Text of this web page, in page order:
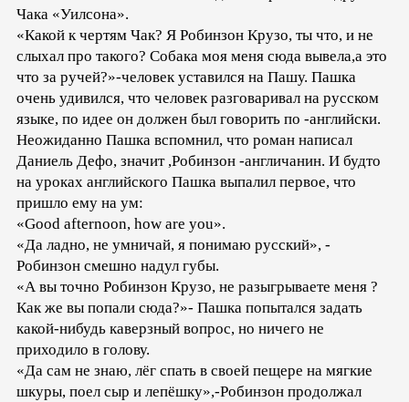
Чака «Уилсона».
«Какой к чертям Чак? Я Робинзон Крузо, ты что, и не
слыхал про такого? Собака моя меня сюда вывела,а это
что за ручей?»-человек уставился на Пашу. Пашка
очень удивился, что человек разговаривал на русском
языке, по идее он должен был говорить по -английски.
Неожиданно Пашка вспомнил, что роман написал
Даниель Дефо, значит ,Робинзон -англичанин. И будто
на уроках английского Пашка выпалил первое, что
пришло ему на ум:
«Good afternoon, how are you».
«Да ладно, не умничай, я понимаю русский», -
Робинзон смешно надул губы.
«А вы точно Робинзон Крузо, не разыгрываете меня ?
Как же вы попали сюда?»- Пашка попытался задать
какой-нибудь каверзный вопрос, но ничего не
приходило в голову.
«Да сам не знаю, лёг спать в своей пещере на мягкие
шкуры, поел сыр и лепёшку»,-Робинзон продолжал